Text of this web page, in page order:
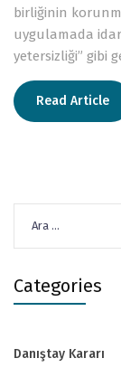
birliğinin
uygulamada
yetersizliği” gibi
Read Article
Categories
Danıştay Kararı